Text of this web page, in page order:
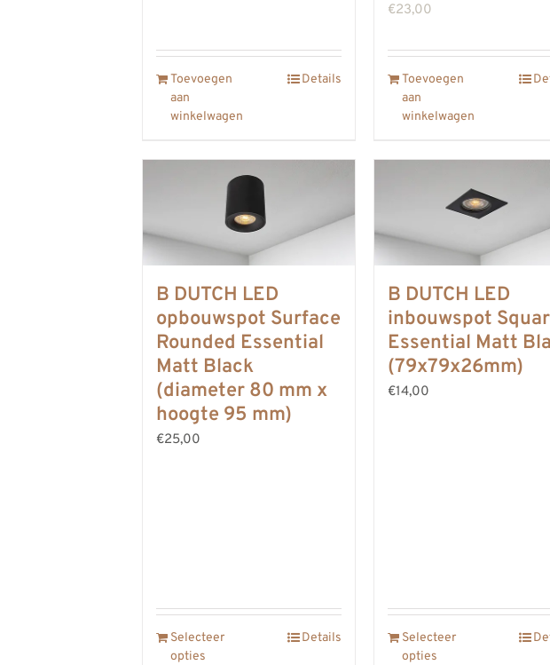
Toevoegen
aan
winkelwagen
Details
€23,00
Toevoegen
aan
winkelwagen
B DUTCH LED
opbouwspot Surface
Rounded Essential
Matt Black
(diameter 80 mm x
hoogte 95 mm)
€25,00
Selecteer
opties
Details
B DUTCH LED
inbouwspot
Essential Matt
(79x79x26mm)
€14,00
Selecteer
opties